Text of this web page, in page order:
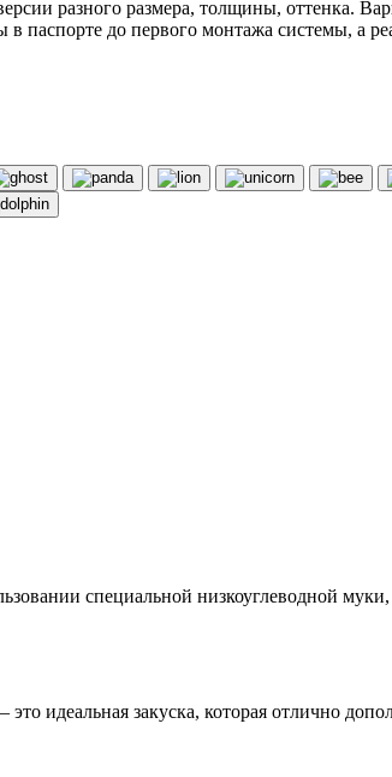
разного размера, толщины, оттенка.
паспорте до первого монтажа системы, а
специальной низкоуглеводной муки,
идеальная закуска, которая отлично